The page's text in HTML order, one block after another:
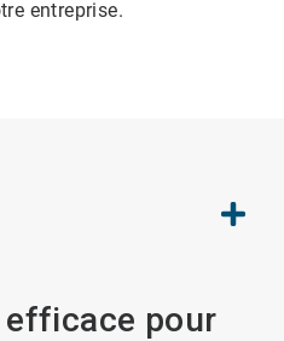
entreprise.
efficace pour